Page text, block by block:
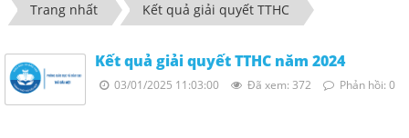
Trang nhất Kết quả giải quyết TTHC
Kết quả giải quyết TTHC năm 2024
03/01/2025 11:03:00 Đã xem: 372 Phản hồi: 0